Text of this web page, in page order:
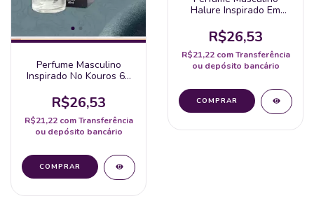
Perfume Masculino
Inspirado No Kouros 60
R$26,53
R$21,22 com Transferência
ou depósito bancário
Halure Inspirado Em
R$26,53
R$21,22 com Transferência
ou depósito bancário